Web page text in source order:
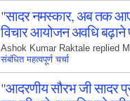
"सादर नमस्कार, अब तक
विचार आयोजन अवधि
Ashok Kumar Raktale replied
संबंधित महत्वपूर्ण चर्चा
"आदरणीय सौरभ जी सादर